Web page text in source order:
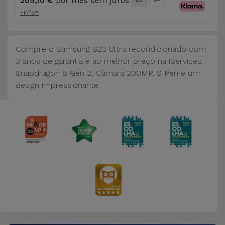
+info*
Compre o Samsung S23 Ultra recondicionado com
3 anos de garantia e ao melhor preço na iServices.
Snapdragon 8 Gen 2, Câmara 200MP, S Pen e um
design impressionante.